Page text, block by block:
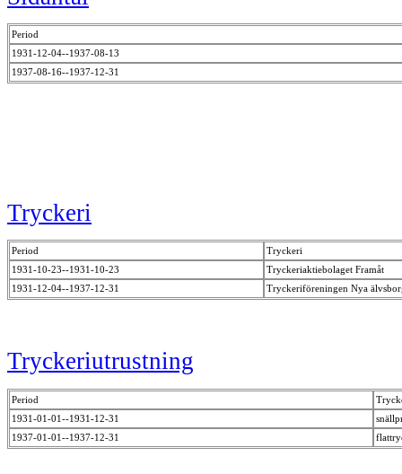
Period
1931-12-04--1937-08-13
1937-08-16--1937-12-31
Tryckeri
Period
Tryckeri
1931-10-23--1931-10-23
Tryckeriaktiebolaget Framåt
1931-12-04--1937-12-31
Tryckeriföreningen Nya
Tryckeriutrustning
Period
1931-01-01--1931-12-31
1937-01-01--1937-12-31